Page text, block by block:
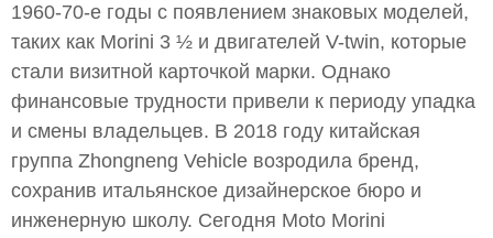
1960-70-е годы с появлением знаковых моделей,
таких как Morini 3 ½ и двигателей V-twin, которые
стали визитной карточкой марки. Однако
финансовые трудности привели к периоду упадка
и смены владельцев. В 2018 году китайская
группа Zhongneng Vehicle возродила бренд,
сохранив итальянское дизайнерское бюро и
инженерную школу. Сегодня Moto Morini